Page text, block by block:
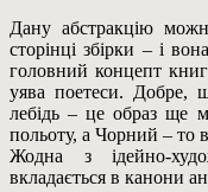
Дану абстракцію
сторінці збірки – і
головний концепт
уява поетеси. Добре,
лебідь – це образ ще
польоту, а Чорний – то
Жодна з ідейно-
вкладається в канони